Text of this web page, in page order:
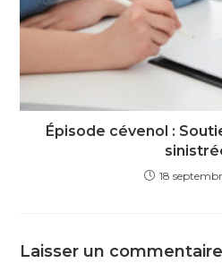
Épisode cévenol :
18
Laisser un commentaire